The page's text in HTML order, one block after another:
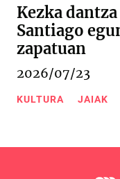
Kezka
Santiago
zapatuan
2026/07/23
KULTURA JAIAK